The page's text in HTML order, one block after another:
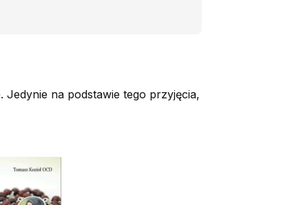
na podstawie tego przyjęcia,